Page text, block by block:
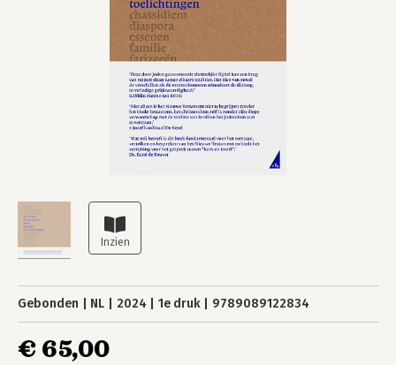
Gebonden NL 2024 1e druk 9789089122834
€ 65,00